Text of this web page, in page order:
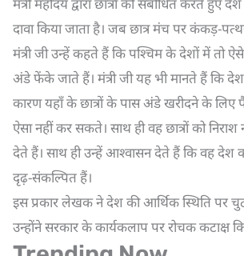
दावा किया जाता है। जब छात्र मंच पर कंकड़-
मंत्री जी उन्हें कहते हैं कि पश्चिम के देशों में तो
अंडे फेंके जाते हैं। मंत्री जी यह भी मानते हैं कि
कारण यहाँ के छात्रों के पास अंडे खरीदने के लिए
ऐसा नहीं कर सकते। साथ ही वह छात्रों को निराश
देते हैं। साथ ही उन्हें आश्वासन देते हैं कि वह देश
दृढ़-संकल्पित हैं।
इस प्रकार लेखक ने देश की आर्थिक स्थिति पर
उन्होंने सरकार के कार्यकलाप पर रोचक कटाक्ष